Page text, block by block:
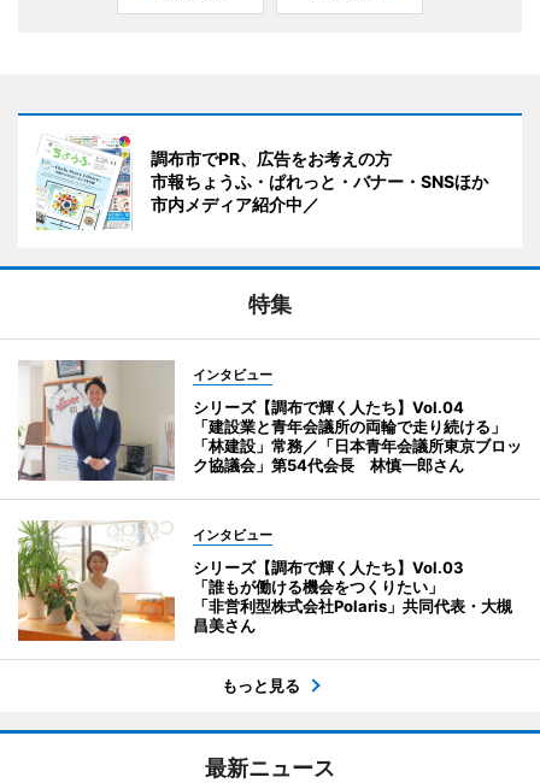
調布市でPR、広告をお考えの方
市報ちょうふ・ぱれっと・バナー・SNSほか
市内メディア紹介中／
特集
インタビュー
シリーズ【調布で輝く人たち】Vol.04
「建設業と青年会議所の両輪で走り続ける」
「林建設」常務／「日本青年会議所東京ブロッ
ク協議会」第54代会長 林慎一郎さん
インタビュー
シリーズ【調布で輝く人たち】Vol.03
「誰もが働ける機会をつくりたい」
「非営利型株式会社Polaris」共同代表・大槻
昌美さん
もっと見る
最新ニュース